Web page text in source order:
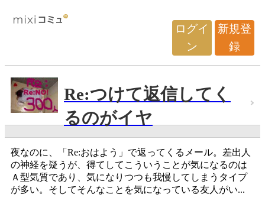
ログイ
ン
新規登
録
Re:つけて返信してく
るのがイヤ
夜なのに、「Re:おはよう」で返ってくるメール。差出人
の神経を疑うが、得てしてこういうことが気になるのは
Ａ型気質であり、気になりつつも我慢してしまうタイプ
が多い。そしてそんなことを気になっている友人がい...